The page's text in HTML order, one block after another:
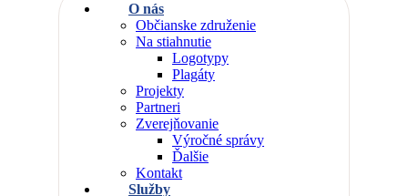
O nás
Občianske združenie
Na stiahnutie
Logotypy
Plagáty
Projekty
Partneri
Zverejňovanie
Výročné správy
Ďalšie
Kontakt
Služby